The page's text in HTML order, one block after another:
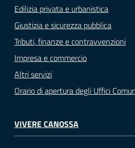
Edilizia privata e urbanistica
Giustizia e sicurezza pubblica
Tributi, finanze e contravvenzioni
Impresa e commercio
Altri servizi
Orario di apertura degli Uffici
VIVERE CANOSSA